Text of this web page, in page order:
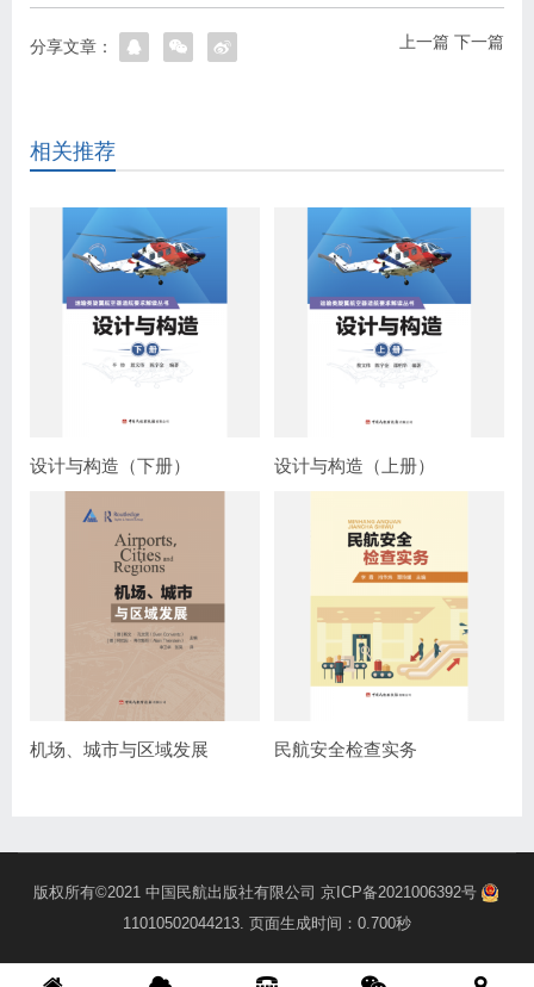
上一篇 下一篇
分享文章：
相关推荐
设计与构造（下册） 设计与构造（上册）
机场、城市与区域发展 民航安全检查实务
版权所有©2021 中国民航出版社有限公司 京ICP备2021006392号
11010502044213. 页面生成时间：0.700秒